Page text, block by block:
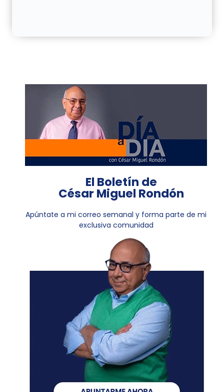
El Boletín de
César Miguel Rondón
Apúntate a mi correo semanal y forma parte de mi
exclusiva comunidad